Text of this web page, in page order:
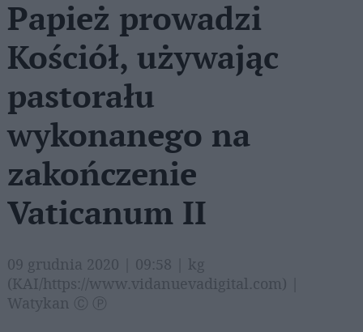
Papież prowadzi
Kościół, używając
pastorału
wykonanego na
zakończenie
Vaticanum II
09 grudnia 2020 | 09:58 | kg
(KAI/https://www.vidanuevadigital.com) |
Watykan Ⓒ Ⓟ